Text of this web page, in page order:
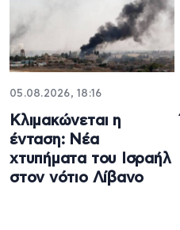
05.08.2026, 18:16
Κλιμακώνεται η
ένταση: Νέα
χτυπήματα του Ισραήλ
στον νότιο Λίβανο